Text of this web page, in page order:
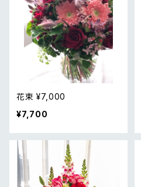
花束 ¥7,000
¥7,700